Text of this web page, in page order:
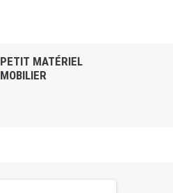
PETIT MATÉRIEL
MOBILIER